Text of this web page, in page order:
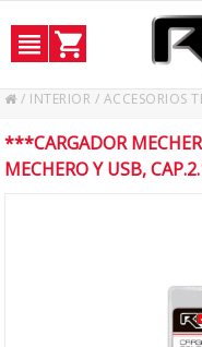
/ INTERIOR / ACCESORIOS
***CARGADOR
MECHERO Y USB,